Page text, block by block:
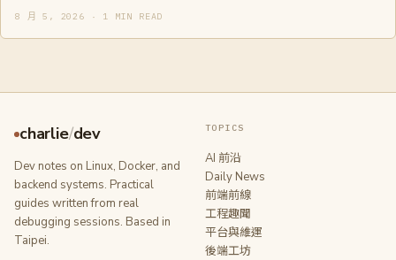
8 月 5, 2026 · 1 MIN READ
charlie/dev
Dev notes on Linux, Docker, and
backend systems. Practical
guides written from real
debugging sessions. Based in
Taipei.
TOPICS
AI 前沿
Daily News
前端前線
工程趣聞
平台與維運
後端工坊